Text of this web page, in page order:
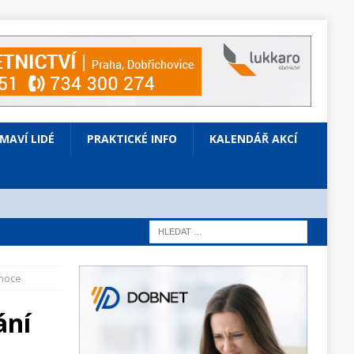
LIDÉ PRAKTICKÉ INFO KALENDÁŘ AKCÍ